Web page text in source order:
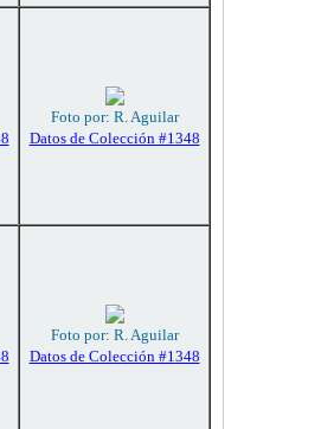
Foto por: R. Aguilar
Datos de Colección #1348
Foto por: R. Aguilar
Datos de Colección #1348